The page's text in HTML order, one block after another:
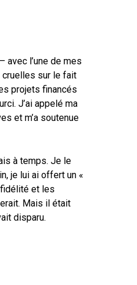
avec l’une de mes
cruelles sur le fait
projets financés
J’ai appelé ma
et m’a soutenue
à temps. Je le
je lui ai offert un «
et les
Mais il était
disparu.